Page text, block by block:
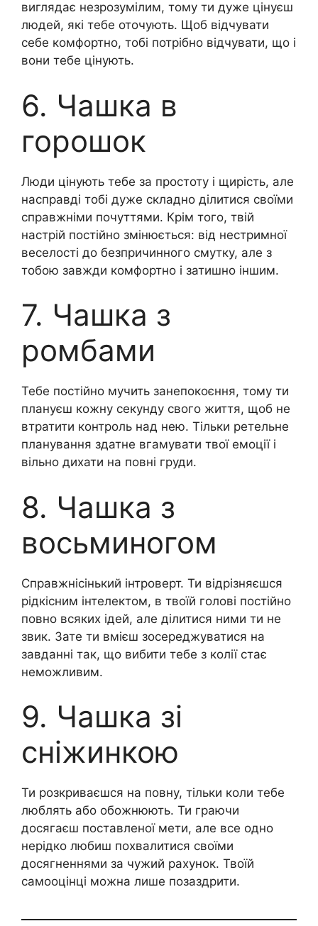
виглядає незрозумілим, тому ти дуже цінуєш
людей, які тебе оточують. Щоб відчувати
себе комфортно, тобі потрібно відчувати, що і
вони тебе цінують.
6. Чашка в
горошок
Люди цінують тебе за простоту і щирість, але
насправді тобі дуже складно ділитися своїми
справжніми почуттями. Крім того, твій
настрій постійно змінюється: від нестримної
веселості до безпричинного смутку, але з
тобою завжди комфортно і затишно іншим.
7. Чашка з
ромбами
Тебе постійно мучить занепокоєння, тому ти
плануєш кожну секунду свого життя, щоб не
втратити контроль над нею. Тільки ретельне
планування здатне вгамувати твої емоції і
вільно дихати на повні груди.
8. Чашка з
восьминогом
Справжнісінький інтроверт. Ти відрізняєшся
рідкісним інтелектом, в твоїй голові постійно
повно всяких ідей, але ділитися ними ти не
звик. Зате ти вмієш зосереджуватися на
завданні так, що вибити тебе з колії стає
неможливим.
9. Чашка зі
сніжинкою
Ти розкриваєшся на повну, тільки коли тебе
люблять або обожнюють. Ти граючи
досягаєш поставленої мети, але все одно
нерідко любиш похвалитися своїми
досягненнями за чужий рахунок. Твоїй
самооцінці можна лише позаздрити.